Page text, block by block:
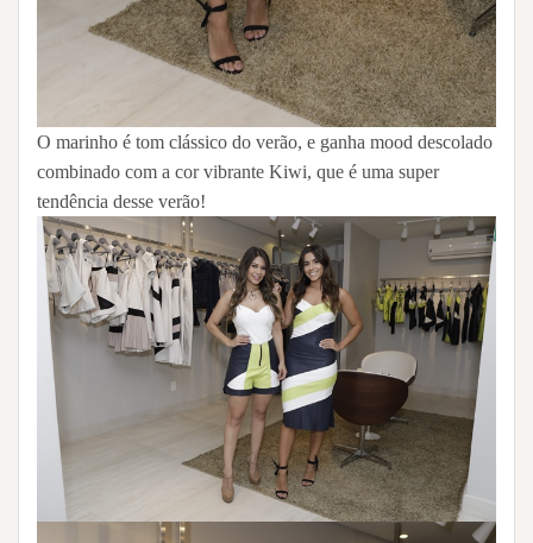
O marinho é tom clássico do verão, e ganha mood descolado
combinado com a cor vibrante Kiwi, que é uma super
tendência desse verão!